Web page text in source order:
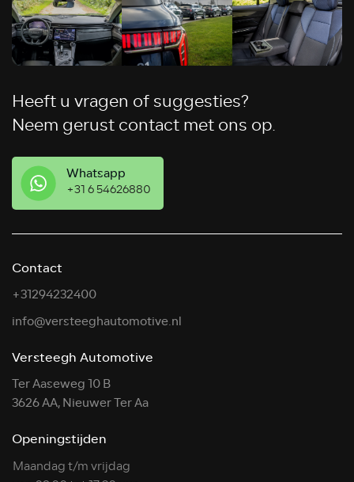
Heeft u vragen of suggesties?
Neem gerust contact met ons op.
Whatsapp
+31 6 54626880
Contact
+31294232400
info@versteeghautomotive.nl
Versteegh Automotive
Ter Aaseweg 10 B
3626 AA, Nieuwer Ter Aa
Openingstijden
Maandag t/m vrijdag